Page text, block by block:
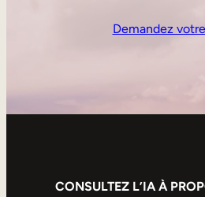
Demandez
CONSULTEZ L’IA À